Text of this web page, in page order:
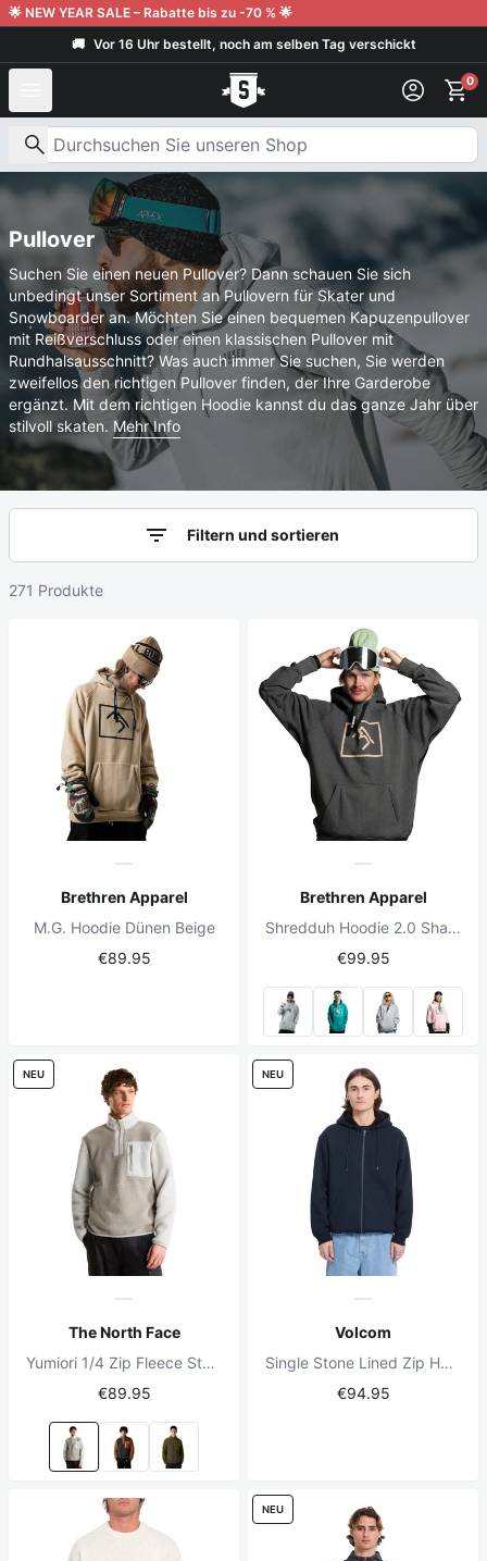
Weiter zum Inhalt
🌟 NEW YEAR SALE – Rabatte bis zu -70 % 🌟
🚚 Vor 16 Uhr bestellt, noch am selben Tag verschickt
0
Nach Produkten suchen
Pullover
Suchen Sie einen neuen Pullover? Dann schauen Sie sich
unbedingt unser Sortiment an Pullovern für Skater und
Snowboarder an. Möchten Sie einen bequemen Kapuzenpullover
mit Reißverschluss oder einen klassischen Pullover mit
Rundhalsausschnitt? Was auch immer Sie suchen, Sie werden
zweifellos den richtigen Pullover finden, der Ihre Garderobe
ergänzt. Mit dem richtigen Hoodie kannst du das ganze Jahr über
stilvoll skaten. Mehr Info
Filtern und sortieren
271 Produkte
Brethren Apparel
M.G. Hoodie Dünen Beige
€89.95
Brethren Apparel
Shredduh Hoodie 2.0 Shadow Grey
€99.95
The North Face
Yumiori 1/4 Zip Fleece Stone Slab/Cumulus Cloud
€89.95
NEU
Volcom
Single Stone Lined Zip Hoodie Marine
€94.95
NEU
NEU